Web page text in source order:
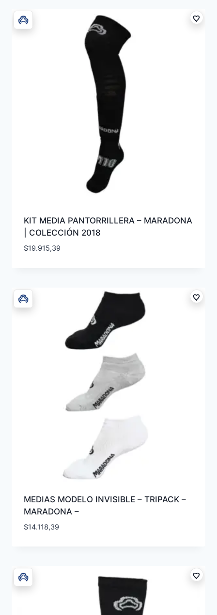
KIT MEDIA PANTORRILLERA – MARADONA
| COLECCIÓN 2018
$19.915,39
MEDIAS MODELO INVISIBLE – TRIPACK –
MARADONA –
$14.118,39